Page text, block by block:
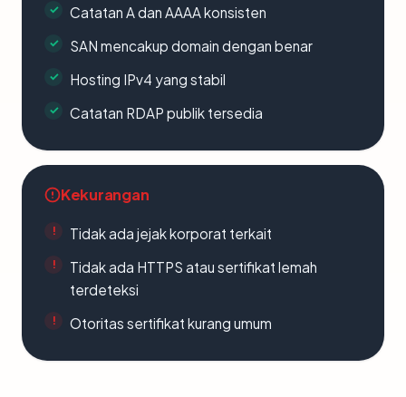
Catatan A dan AAAA konsisten
SAN mencakup domain dengan benar
Hosting IPv4 yang stabil
Catatan RDAP publik tersedia
Kekurangan
Tidak ada jejak korporat terkait
Tidak ada HTTPS atau sertifikat lemah
terdeteksi
Otoritas sertifikat kurang umum